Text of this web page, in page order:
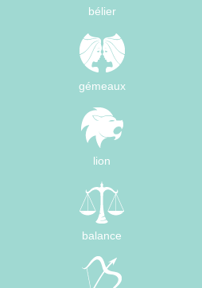
bélier
gémeaux
lion
balance